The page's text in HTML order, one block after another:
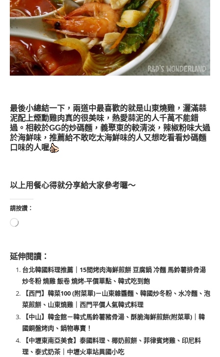
最後小總結一下，兩道中最喜歡的就是山東燒雞，灑滿蒜
泥配上煙勳雞肉真的很美味，熱愛蒜泥的人千萬不能錯
過。相較於GG的炒碼麵，義聚東的較清淡，辣椒粉味大過
於海鮮味，推薦給不敢吃太海鮮味的人又想吃看看炒碼麵
口味的人喔
以上用餐心得就分享給大家參考囉～
請按讚：
延伸閱讀：
台北韓國料理推薦｜15間烤肉海鮮煎餅 豆腐鍋 冷麵 馬鈴薯排骨湯
炒冬粉 燒雞 飯卷 燒烤-平價單點、韓式吃到飽
【西門】韓菜100 (附菜單)－山東雜醬麵、韓國炒冬粉、水冷麵、泡
菜煎餅、山東燒雞｜西門平價人氣韓式料理
【中山】韓金館－韓式馬鈴薯豬骨湯、酥脆海鮮煎餅(附菜單)｜韓
國銅盤烤肉、鍋物專賣！
【中壢東南亞美食】泰國料理、椰奶煎餅、菲律賓烤雞、印尼料
理、泰式奶茶｜中壢火車站異國小吃